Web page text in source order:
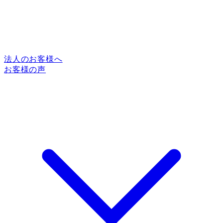
法人のお客様へ
お客様の声